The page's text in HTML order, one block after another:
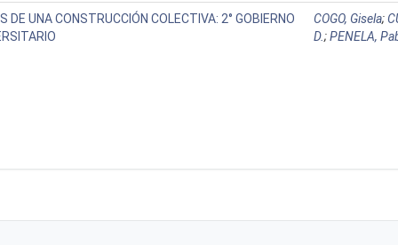
DE UNA CONSTRUCCIÓN COLECTIVA: 2° GOBIERNO
COGO, Gisela;
D.;PENELA,